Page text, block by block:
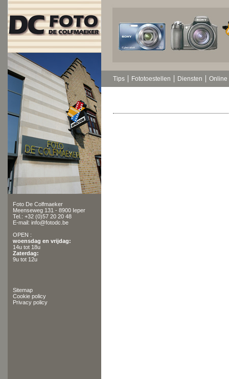
Foto De Colfmaeker
Meenseweg 131 - 8900 Ieper
Tel.: +32 (0)57 20 20 48
E-mail: info@fotodc.be
OPEN :
woensdag en vrijdag:
14u tot 18u
Zaterdag:
9u tot 12u
Sitemap
Cookie policy
Privacy policy
Tips Fototoestellen Diensten Online